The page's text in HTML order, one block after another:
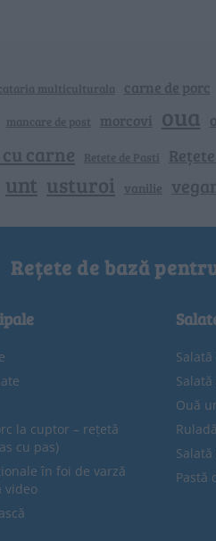
multiculturala carne de porc
mancare de post morcovi oua
carne Retete de Pasti
unt usturoi vanilie
Rețete de bază
la cuptor – rețetă
cu pas)
în foi de varză
video
Ouă
Pastă